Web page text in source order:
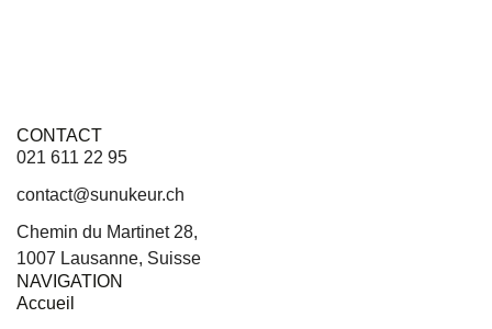
CONTACT
021 611 22 95
contact@sunukeur.ch
Chemin du Martinet 28,
1007 Lausanne, Suisse
NAVIGATION
Accueil